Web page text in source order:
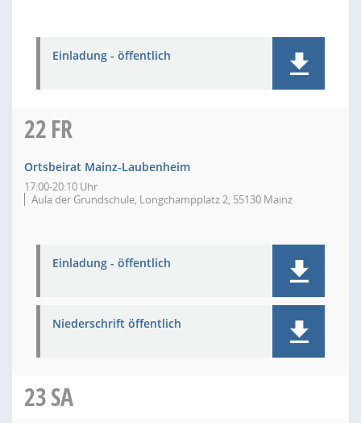
Einladung - öffentlich
22FR
Ortsbeirat Mainz-Laubenheim
17:00-20:10 Uhr
Aula der Grundschule, Longchampplatz 2, 55130 Mainz
Einladung - öffentlich
Niederschrift öffentlich
23SA